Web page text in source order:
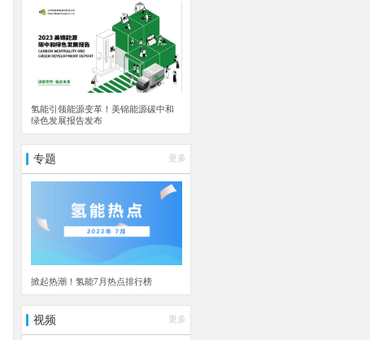
氢能引领能源变革！美锦能源碳中和
绿色发展报告发布
专题 更多
掀起热潮！氢能7月热点排行榜
视频 更多